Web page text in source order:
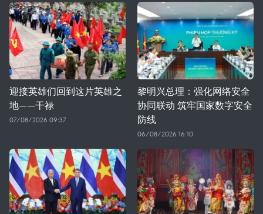
迎接英雄们回到这片英雄之
地——干禄
07/08/2026 09:37
黎明兴总理：强化网络安全
协同联动 筑牢国家数字安全
防线
06/08/2026 16:10